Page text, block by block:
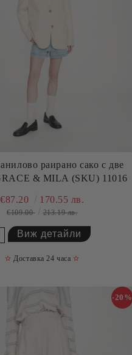
раирано сако с две
& MILA (SKU) 11016
€87.20 170.55 лв.
€109.00 213.19 лв.
Виж детайли
✫ Доставка 24 часа ✫
-20%